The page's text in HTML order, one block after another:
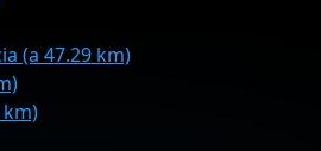
(a 47.29 km)
km)